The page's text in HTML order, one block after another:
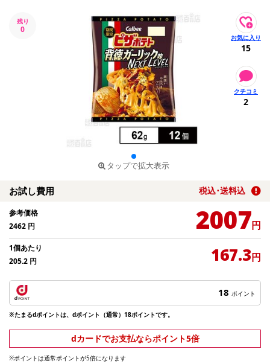
残り
0
タップで拡大表示
15
2
お試し費用 税込･送料込
参考価格
2462 円 2007円
1個あたり
205.2 円 167.3円
18 ポイント
※たまるdポイントは、dポイント（通常）18ポイントです。
dカードでお支払ならポイント5倍
※ポイントは通常ポイントが5倍になります